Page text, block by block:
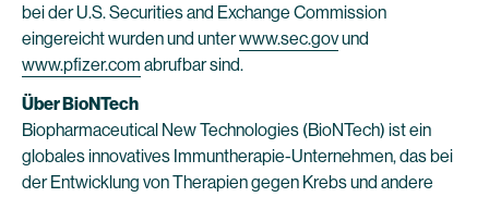
bei der U.S. Securities and Exchange Commission
eingereicht wurden und unterwww.sec.govund
www.pfizer.com abrufbar sind.
Über BioNTech
Biopharmaceutical New Technologies (BioNTech) ist ein
globales innovatives Immuntherapie-Unternehmen, das bei
der Entwicklung von Therapien gegen Krebs und andere